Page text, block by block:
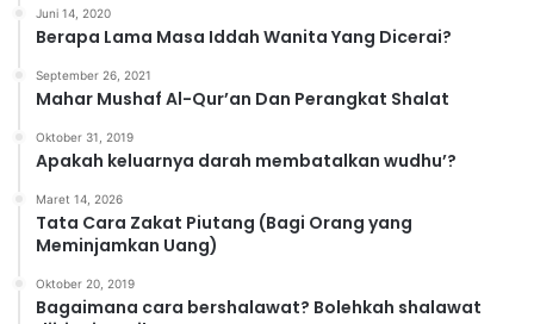
Juni 14, 2020
Berapa Lama Masa Iddah Wanita Yang Dicerai?
September 26, 2021
Mahar Mushaf Al-Qur’an Dan Perangkat Shalat
Oktober 31, 2019
Apakah keluarnya darah membatalkan wudhu’?
Maret 14, 2026
Tata Cara Zakat Piutang (Bagi Orang yang
Meminjamkan Uang)
Oktober 20, 2019
Bagaimana cara bershalawat? Bolehkah shalawat